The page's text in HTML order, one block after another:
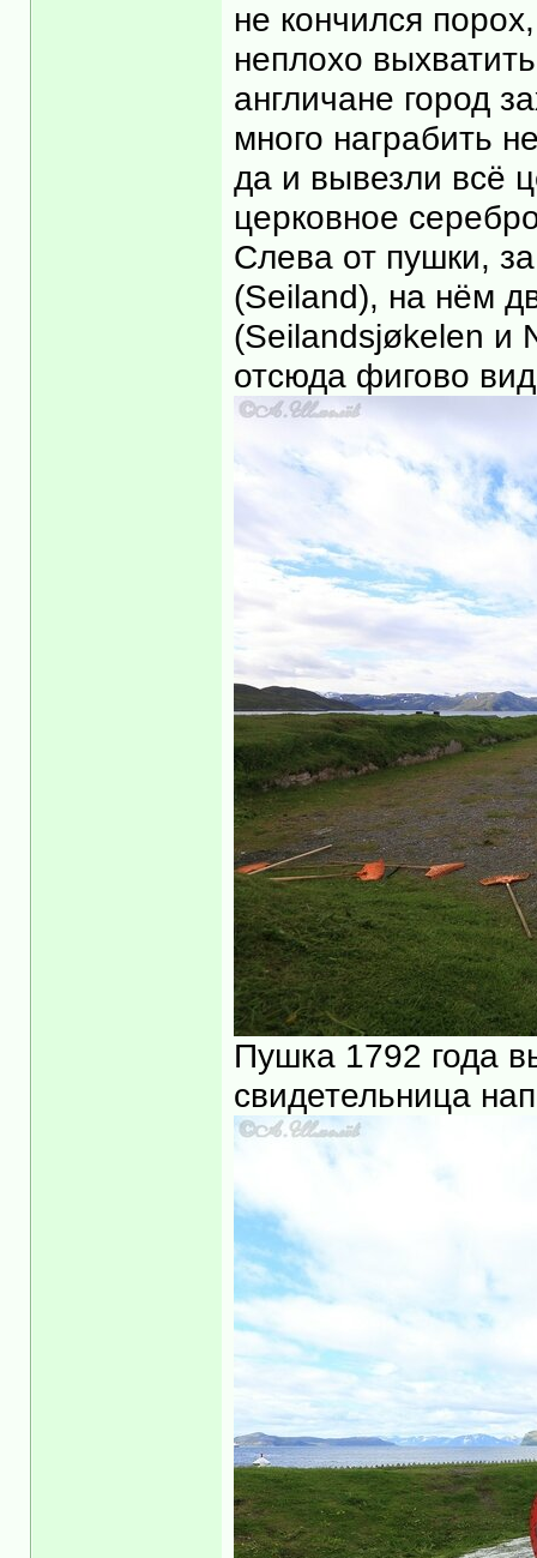
не кончился
неплохо
англичане город
много награбить
да и вывезли всё
церковное
Слева от пушки,
(Seiland), на нём
(Seilandsjøkelen и
отсюда фигово
Пушка 1792 года
свидетельница